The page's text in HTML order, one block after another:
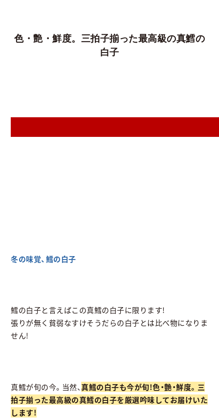
色・艶・鮮度。三拍子揃った最高級の真鱈の
白子
冬の味覚、鱈の白子
鱈の白子と言えばこの真鱈の白子に限ります!
張りが無く貧弱なすけそうだらの白子とは比べ物になりま
せん!
真鱈が旬の今。当然、真鱈の白子も今が旬!色・艶・鮮度。三
拍子揃った最高級の真鱈の白子を厳選吟味してお届けいた
します!